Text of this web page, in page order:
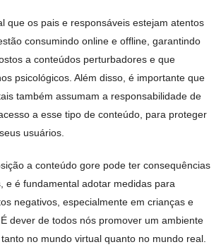
que os pais e responsáveis estejam atentos
consumindo online e offline, garantindo
a conteúdos perturbadores e que
psicológicos. Além disso, é importante que
também assumam a responsabilidade de
a esse tipo de conteúdo, para proteger
usuários.
a conteúdo gore pode ter consequências
e é fundamental adotar medidas para
negativos, especialmente em crianças e
dever de todos nós promover um ambiente
no mundo virtual quanto no mundo real.